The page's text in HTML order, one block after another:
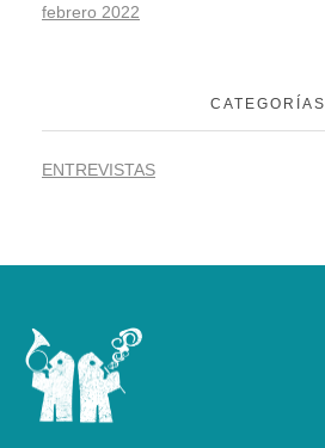
febrero 2022
CATEGORÍAS
ENTREVISTAS